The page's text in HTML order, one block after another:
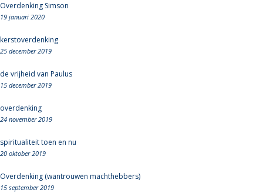
Overdenking Simson
19 januari 2020
kerstoverdenking
25 december 2019
de vrijheid van Paulus
15 december 2019
overdenking
24 november 2019
spiritualiteit toen en nu
20 oktober 2019
Overdenking (wantrouwen machthebbers)
15 september 2019